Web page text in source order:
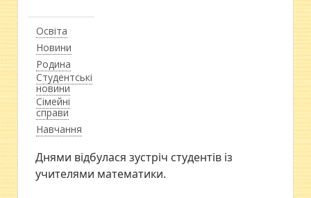
Освіта
Новини
Родина
Студентські
новини
Сімейні
справи
Навчання
Днями відбулася зустріч студентів із
учителями математики.